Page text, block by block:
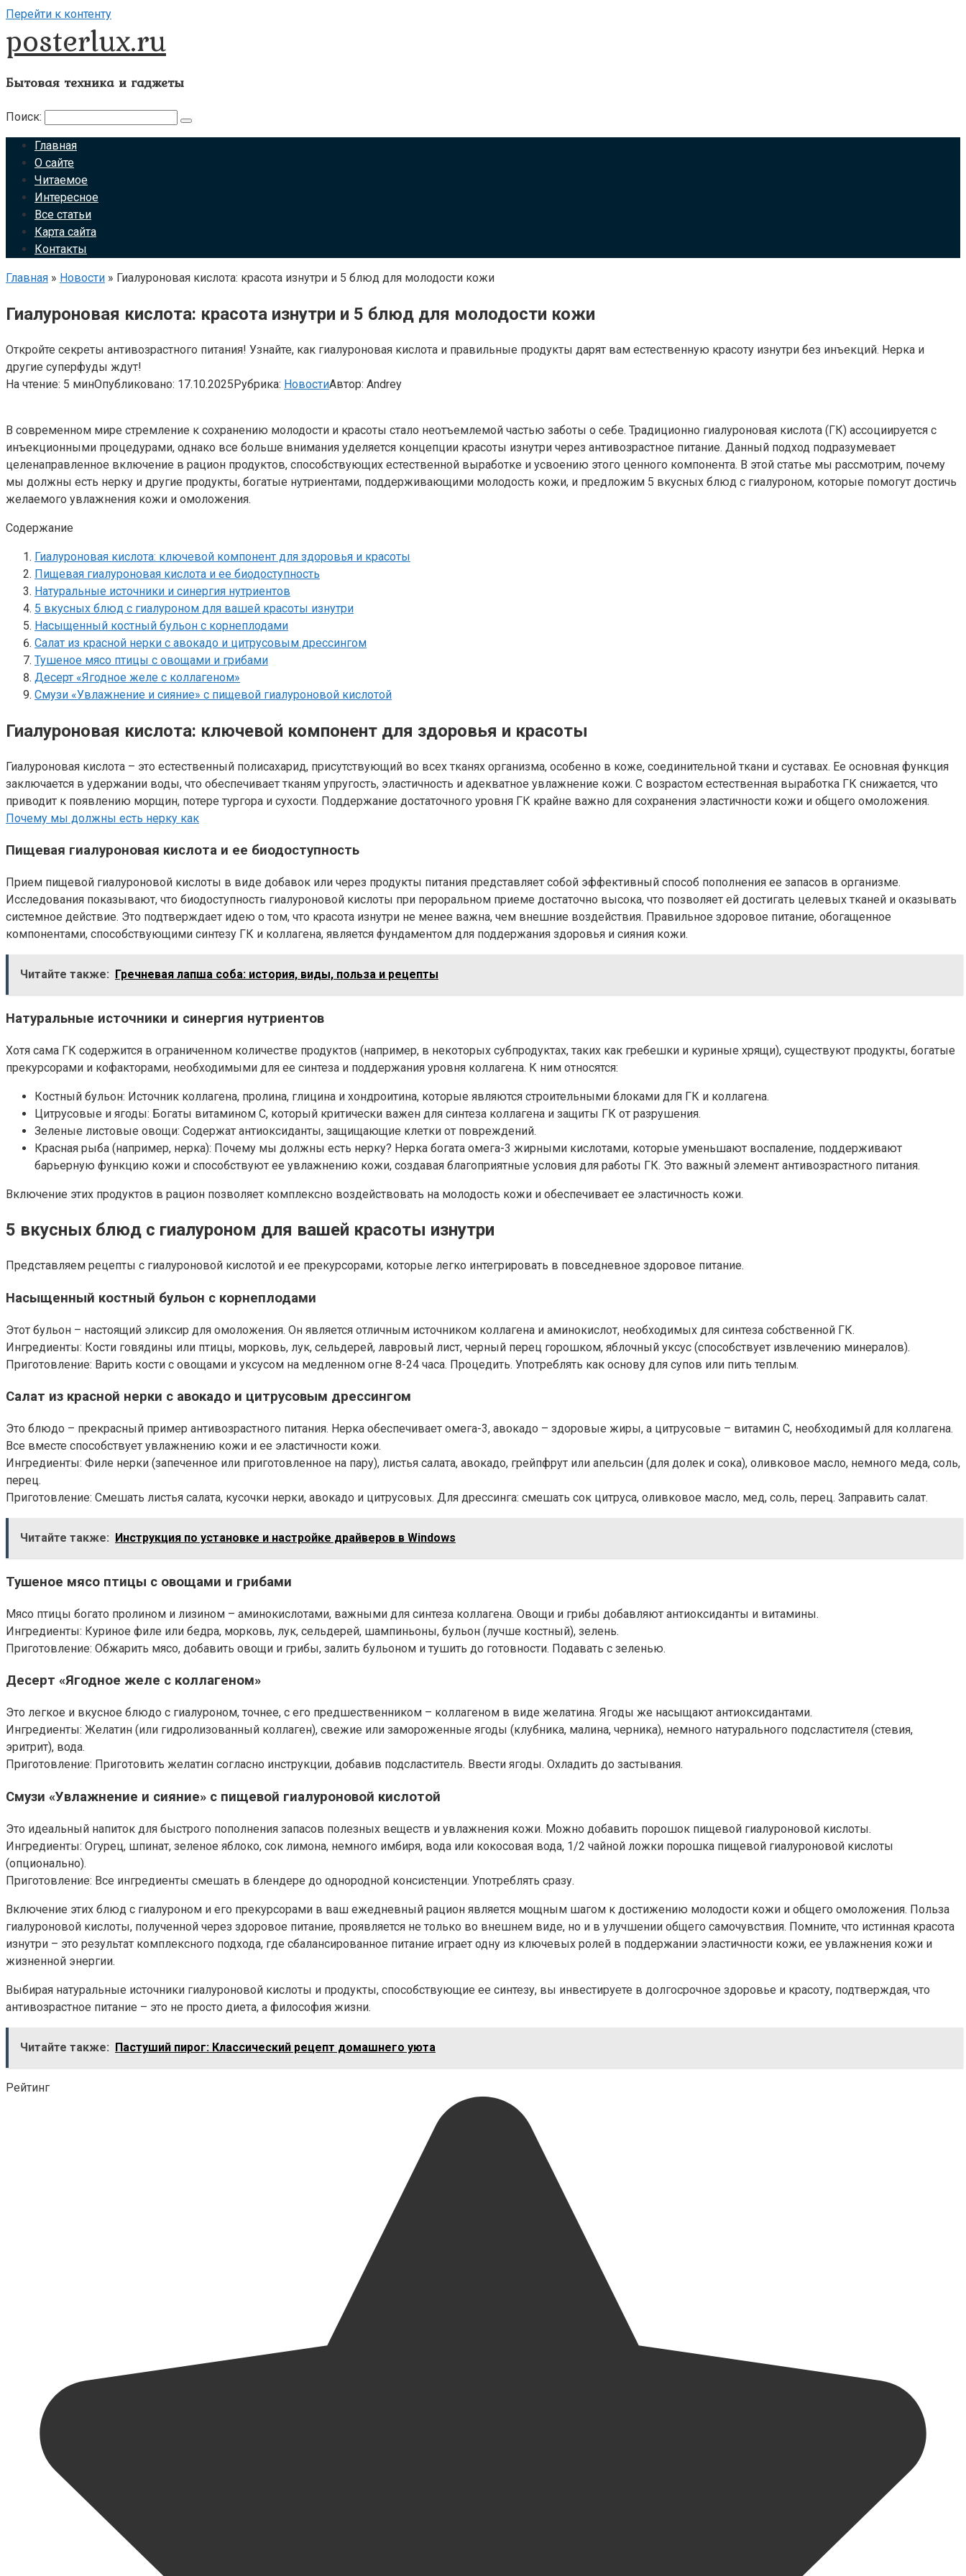
Перейти к контенту
posterlux.ru
Бытовая техника и гаджеты
Поиск:
Главная
О сайте
Читаемое
Интересное
Все статьи
Карта сайта
Контакты
Главная » Новости » Гиалуроновая кислота: красота изнутри и 5 блюд для молодости кожи
Гиалуроновая кислота: красота изнутри и 5 блюд для молодости кожи
Откройте секреты антивозрастного питания! Узнайте, как гиалуроновая кислота и правильные продукты дарят вам естественную красоту изнутри без инъекций. Нерка и
другие суперфуды ждут!
На чтение: 5 минОпубликовано: 17.10.2025Рубрика: НовостиАвтор: Andrey
В современном мире стремление к сохранению молодости и красоты стало неотъемлемой частью заботы о себе. Традиционно гиалуроновая кислота (ГК) ассоциируется с
инъекционными процедурами, однако все больше внимания уделяется концепции красоты изнутри через антивозрастное питание. Данный подход подразумевает
целенаправленное включение в рацион продуктов, способствующих естественной выработке и усвоению этого ценного компонента. В этой статье мы рассмотрим, почему
мы должны есть нерку и другие продукты, богатые нутриентами, поддерживающими молодость кожи, и предложим 5 вкусных блюд с гиалуроном, которые помогут достичь
желаемого увлажнения кожи и омоложения.
Содержание
Гиалуроновая кислота: ключевой компонент для здоровья и красоты
Пищевая гиалуроновая кислота и ее биодоступность
Натуральные источники и синергия нутриентов
5 вкусных блюд с гиалуроном для вашей красоты изнутри
Насыщенный костный бульон с корнеплодами
Салат из красной нерки с авокадо и цитрусовым дрессингом
Тушеное мясо птицы с овощами и грибами
Десерт «Ягодное желе с коллагеном»
Смузи «Увлажнение и сияние» с пищевой гиалуроновой кислотой
Гиалуроновая кислота: ключевой компонент для здоровья и красоты
Гиалуроновая кислота – это естественный полисахарид, присутствующий во всех тканях организма, особенно в коже, соединительной ткани и суставах. Ее основная функция
заключается в удержании воды, что обеспечивает тканям упругость, эластичность и адекватное увлажнение кожи. С возрастом естественная выработка ГК снижается, что
приводит к появлению морщин, потере тургора и сухости. Поддержание достаточного уровня ГК крайне важно для сохранения эластичности кожи и общего омоложения.
Почему мы должны есть нерку как
Пищевая гиалуроновая кислота и ее биодоступность
Прием пищевой гиалуроновой кислоты в виде добавок или через продукты питания представляет собой эффективный способ пополнения ее запасов в организме.
Исследования показывают, что биодоступность гиалуроновой кислоты при пероральном приеме достаточно высока, что позволяет ей достигать целевых тканей и оказывать
системное действие. Это подтверждает идею о том, что красота изнутри не менее важна, чем внешние воздействия. Правильное здоровое питание, обогащенное
компонентами, способствующими синтезу ГК и коллагена, является фундаментом для поддержания здоровья и сияния кожи.
Читайте также: Гречневая лапша соба: история, виды, польза и рецепты
Натуральные источники и синергия нутриентов
Хотя сама ГК содержится в ограниченном количестве продуктов (например, в некоторых субпродуктах, таких как гребешки и куриные хрящи), существуют продукты, богатые
прекурсорами и кофакторами, необходимыми для ее синтеза и поддержания уровня коллагена. К ним относятся:
Костный бульон: Источник коллагена, пролина, глицина и хондроитина, которые являются строительными блоками для ГК и коллагена.
Цитрусовые и ягоды: Богаты витамином С, который критически важен для синтеза коллагена и защиты ГК от разрушения.
Зеленые листовые овощи: Содержат антиоксиданты, защищающие клетки от повреждений.
Красная рыба (например, нерка): Почему мы должны есть нерку? Нерка богата омега-3 жирными кислотами, которые уменьшают воспаление, поддерживают
барьерную функцию кожи и способствуют ее увлажнению кожи, создавая благоприятные условия для работы ГК. Это важный элемент антивозрастного питания.
Включение этих продуктов в рацион позволяет комплексно воздействовать на молодость кожи и обеспечивает ее эластичность кожи.
5 вкусных блюд с гиалуроном для вашей красоты изнутри
Представляем рецепты с гиалуроновой кислотой и ее прекурсорами, которые легко интегрировать в повседневное здоровое питание.
Насыщенный костный бульон с корнеплодами
Этот бульон – настоящий эликсир для омоложения. Он является отличным источником коллагена и аминокислот, необходимых для синтеза собственной ГК.
Ингредиенты: Кости говядины или птицы, морковь, лук, сельдерей, лавровый лист, черный перец горошком, яблочный уксус (способствует извлечению минералов).
Приготовление: Варить кости с овощами и уксусом на медленном огне 8-24 часа. Процедить. Употреблять как основу для супов или пить теплым.
Салат из красной нерки с авокадо и цитрусовым дрессингом
Это блюдо – прекрасный пример антивозрастного питания. Нерка обеспечивает омега-3, авокадо – здоровые жиры, а цитрусовые – витамин С, необходимый для коллагена.
Все вместе способствует увлажнению кожи и ее эластичности кожи.
Ингредиенты: Филе нерки (запеченное или приготовленное на пару), листья салата, авокадо, грейпфрут или апельсин (для долек и сока), оливковое масло, немного меда, соль,
перец.
Приготовление: Смешать листья салата, кусочки нерки, авокадо и цитрусовых. Для дрессинга: смешать сок цитруса, оливковое масло, мед, соль, перец. Заправить салат.
Читайте также: Инструкция по установке и настройке драйверов в Windows
Тушеное мясо птицы с овощами и грибами
Мясо птицы богато пролином и лизином – аминокислотами, важными для синтеза коллагена. Овощи и грибы добавляют антиоксиданты и витамины.
Ингредиенты: Куриное филе или бедра, морковь, лук, сельдерей, шампиньоны, бульон (лучше костный), зелень.
Приготовление: Обжарить мясо, добавить овощи и грибы, залить бульоном и тушить до готовности. Подавать с зеленью.
Десерт «Ягодное желе с коллагеном»
Это легкое и вкусное блюдо с гиалуроном, точнее, с его предшественником – коллагеном в виде желатина. Ягоды же насыщают антиоксидантами.
Ингредиенты: Желатин (или гидролизованный коллаген), свежие или замороженные ягоды (клубника, малина, черника), немного натурального подсластителя (стевия,
эритрит), вода.
Приготовление: Приготовить желатин согласно инструкции, добавив подсластитель. Ввести ягоды. Охладить до застывания.
Смузи «Увлажнение и сияние» с пищевой гиалуроновой кислотой
Это идеальный напиток для быстрого пополнения запасов полезных веществ и увлажнения кожи. Можно добавить порошок пищевой гиалуроновой кислоты.
Ингредиенты: Огурец, шпинат, зеленое яблоко, сок лимона, немного имбиря, вода или кокосовая вода, 1/2 чайной ложки порошка пищевой гиалуроновой кислоты
(опционально).
Приготовление: Все ингредиенты смешать в блендере до однородной консистенции. Употреблять сразу.
Включение этих блюд с гиалуроном и его прекурсорами в ваш ежедневный рацион является мощным шагом к достижению молодости кожи и общего омоложения. Польза
гиалуроновой кислоты, полученной через здоровое питание, проявляется не только во внешнем виде, но и в улучшении общего самочувствия. Помните, что истинная красота
изнутри – это результат комплексного подхода, где сбалансированное питание играет одну из ключевых ролей в поддержании эластичности кожи, ее увлажнения кожи и
жизненной энергии.
Выбирая натуральные источники гиалуроновой кислоты и продукты, способствующие ее синтезу, вы инвестируете в долгосрочное здоровье и красоту, подтверждая, что
антивозрастное питание – это не просто диета, а философия жизни.
Читайте также: Пастуший пирог: Классический рецепт домашнего уюта
Рейтинг